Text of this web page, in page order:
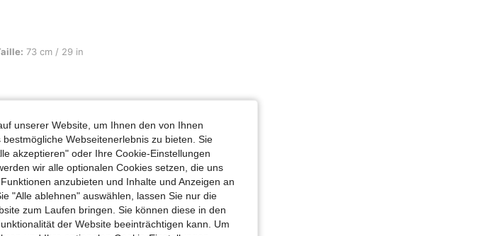
96 cm / 38 in, Farbe: Grau, Größe: M
73 cm / 29 in
Hilfreich (0)
unserer Website, um Ihnen den von Ihnen
Webseitenerlebnis zu bieten. Sie
akzeptieren" oder Ihre Cookie-Einstellungen
wir alle optionalen Cookies setzen, die uns
anzubieten und Inhalte und Anzeigen an
"Alle ablehnen" auswählen, lassen Sie nur die
zum Laufen bringen. Sie können diese in den
der Website beeinträchtigen kann. Um